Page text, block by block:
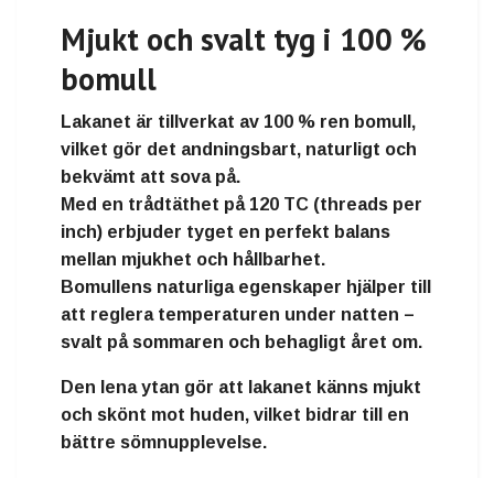
Mjukt och svalt tyg i 100 %
bomull
Lakanet är tillverkat av 100 % ren bomull ,
vilket gör det andningsbart, naturligt och
bekvämt att sova på.
Med en trådtäthet på 120 TC (threads per
inch) erbjuder tyget en perfekt balans
mellan mjukhet och hållbarhet.
Bomullens naturliga egenskaper hjälper till
att reglera temperaturen under natten –
svalt på sommaren och behagligt året om.
Den lena ytan gör att lakanet känns mjukt
och skönt mot huden, vilket bidrar till en
bättre sömnupplevelse.